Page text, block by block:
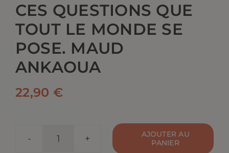
CES QUESTIONS QUE
TOUT LE MONDE SE
POSE. MAUD
ANKAOUA
22,90€
quantité
AJOUTER AU
PANIER